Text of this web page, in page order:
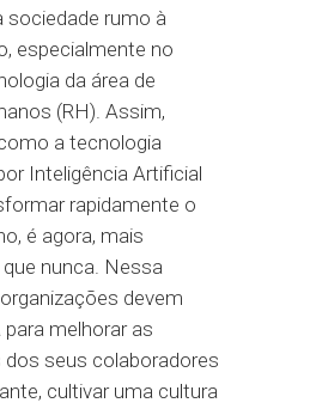
sociedade rumo à
especialmente no
da área de
(RH). Assim,
a tecnologia
Inteligência Artificial
rapidamente o
é agora, mais
nunca. Nessa
devem
melhorar as
seus colaboradores
cultivar uma cultura